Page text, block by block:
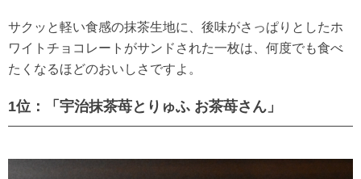
サクッと軽い食感の抹茶生地に、後味がさっぱりとしたホ
ワイトチョコレートがサンドされた一枚は、何度でも食べ
たくなるほどのおいしさですよ。
1位：「宇治抹茶苺とりゅふ お茶苺さん」